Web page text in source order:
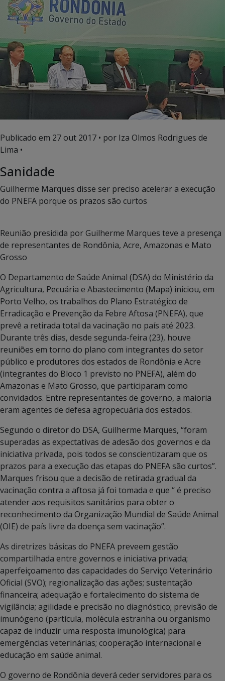
Publicado em 27 out 2017 • por Iza Olmos Rodrigues de
Lima •
Sanidade
Guilherme Marques disse ser preciso acelerar a execução
do PNEFA porque os prazos são curtos
Reunião presidida por Guilherme Marques teve a presença
de representantes de Rondônia, Acre, Amazonas e Mato
Grosso
O Departamento de Saúde Animal (DSA) do Ministério da
Agricultura, Pecuária e Abastecimento (Mapa) iniciou, em
Porto Velho, os trabalhos do Plano Estratégico de
Erradicação e Prevenção da Febre Aftosa (PNEFA), que
prevê a retirada total da vacinação no país até 2023.
Durante três dias, desde segunda-feira (23), houve
reuniões em torno do plano com integrantes do setor
público e produtores dos estados de Rondônia e Acre
(integrantes do Bloco 1 previsto no PNEFA), além do
Amazonas e Mato Grosso, que participaram como
convidados. Entre representantes de governo, a maioria
eram agentes de defesa agropecuária dos estados.
Segundo o diretor do DSA, Guilherme Marques, “foram
superadas as expectativas de adesão dos governos e da
iniciativa privada, pois todos se conscientizaram que os
prazos para a execução das etapas do PNEFA são curtos”.
Marques frisou que a decisão de retirada gradual da
vacinação contra a aftosa já foi tomada e que “ é preciso
atender aos requisitos sanitários para obter o
reconhecimento da Organização Mundial de Saúde Animal
(OIE) de país livre da doença sem vacinação”.
As diretrizes básicas do PNEFA preveem gestão
compartilhada entre governos e iniciativa privada;
aperfeiçoamento das capacidades do Serviço Veterinário
Oficial (SVO); regionalização das ações; sustentação
financeira; adequação e fortalecimento do sistema de
vigilância; agilidade e precisão no diagnóstico; previsão de
imunógeno (partícula, molécula estranha ou organismo
capaz de induzir uma resposta imunológica) para
emergências veterinárias; cooperação internacional e
educação em saúde animal.
O governo de Rondônia deverá ceder servidores para os